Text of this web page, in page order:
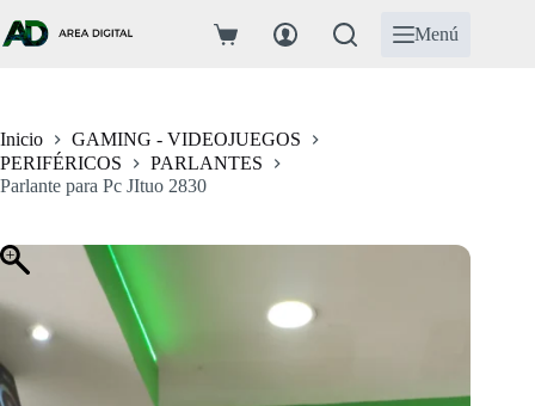
al
contenido
Carro
Menú
Inicio
GAMING - VIDEOJUEGOS
PERIFÉRICOS
PARLANTES
Parlante para Pc JItuo 2830